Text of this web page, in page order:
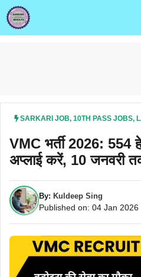
Skip
to
content
SARKARI JOB, 10TH PASS JOBS,
VMC भर्ती 2026: 554
अप्लाई करें, 10 जनवरी
By: Kuldeep Sing
Published on: 04 Jan 2026